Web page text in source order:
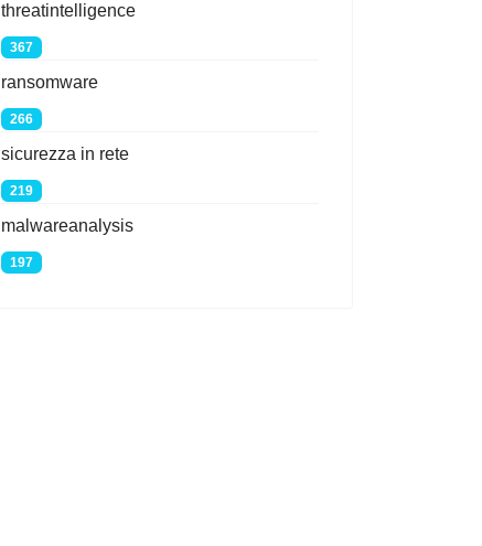
threatintelligence
367
ransomware
266
sicurezza in rete
219
malwareanalysis
197